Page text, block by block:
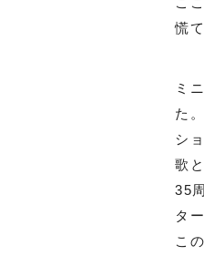
慌
ミ
た。
シ
歌
35
タ
こ